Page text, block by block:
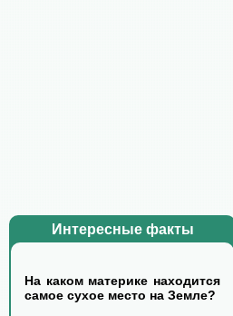
Интересные факты
На каком материке находится
самое сухое место на Земле?